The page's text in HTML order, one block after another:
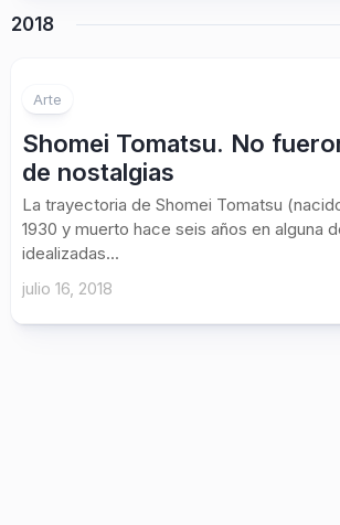
2018
Arte
Shomei Tomatsu. No
de nostalgias
La trayectoria de Shomei Tomatsu
1930 y muerto hace seis años en alguna
idealizadas...
julio 16, 2018